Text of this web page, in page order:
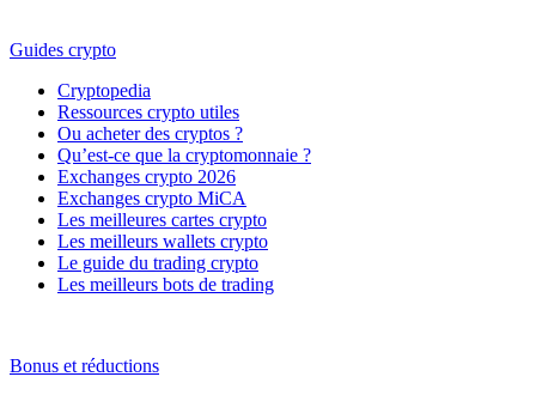
Guides crypto
Cryptopedia
Ressources crypto utiles
Ou acheter des cryptos ?
Qu’est-ce que la cryptomonnaie ?
Exchanges crypto 2026
Exchanges crypto MiCA
Les meilleures cartes crypto
Les meilleurs wallets crypto
Le guide du trading crypto
Les meilleurs bots de trading
Bonus et réductions